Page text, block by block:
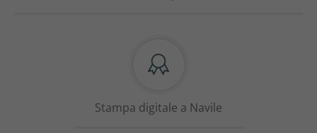
Stampa digitale a Navile